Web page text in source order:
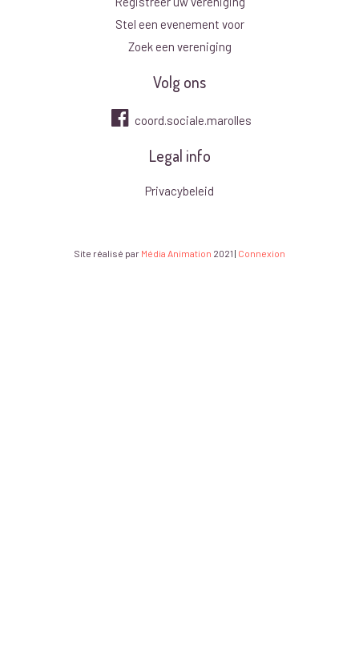
Stel een evenement voor
Zoek een vereniging
Volg ons
coord.sociale.marolles
Legal info
Privacybeleid
Site réalisé par Média Animation 2021 | Connexion